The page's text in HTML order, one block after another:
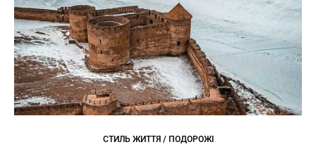
СТИЛЬ ЖИТТЯ / ПОДОРОЖІ